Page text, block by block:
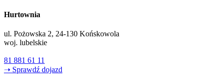
Hurtownia
ul. Pożowska 2, 24-130 Końskowola
woj. lubelskie
81 881 61 11
➝ Sprawdź dojazd